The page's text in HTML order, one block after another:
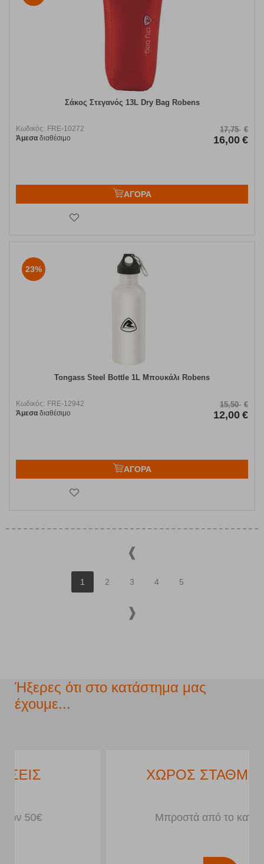
Σάκος Στεγανός 13L Dry Bag Robens
Κωδικός: FRE-10272
Άμεσα διαθέσιμο
17,75 €
16,00 €
ΑΓΟΡΑ
23%
Tongass Steel Bottle 1L Μπουκάλι Robens
Κωδικός: FRE-12942
Άμεσα διαθέσιμο
15,50 €
12,00 €
ΑΓΟΡΑ
1 2 3 4 5
Ήξερες ότι στο κατάστημα μας
έχουμε...
ΧΩΡΟΣ ΣΤΑΘΜΕΥΣΗΣ
Μπροστά από το κατάστημα